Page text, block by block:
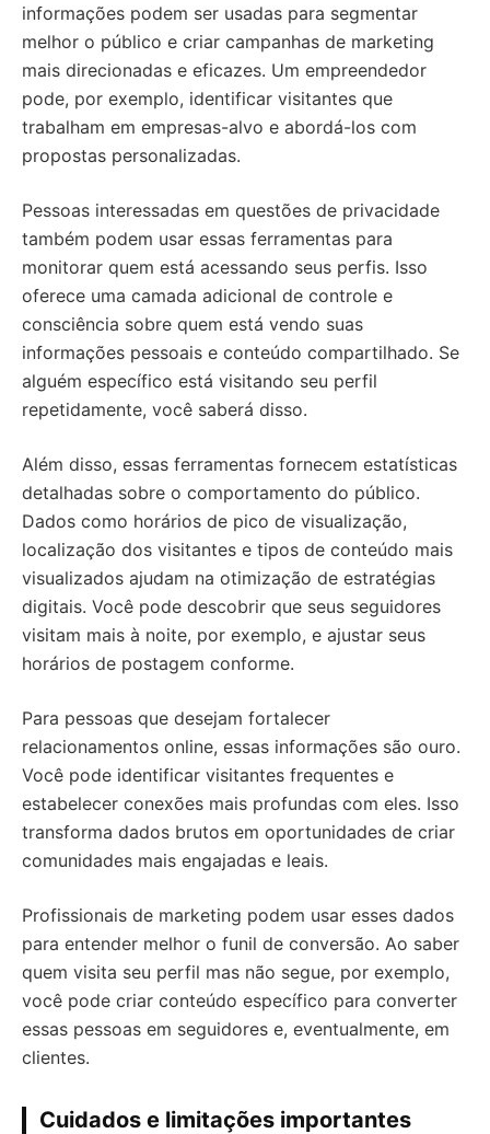
informações podem ser usadas para segmentar
melhor o público e criar campanhas de marketing
mais direcionadas e eficazes. Um empreendedor
pode, por exemplo, identificar visitantes que
trabalham em empresas-alvo e abordá-los com
propostas personalizadas.
Pessoas interessadas em questões de privacidade
também podem usar essas ferramentas para
monitorar quem está acessando seus perfis. Isso
oferece uma camada adicional de controle e
consciência sobre quem está vendo suas
informações pessoais e conteúdo compartilhado. Se
alguém específico está visitando seu perfil
repetidamente, você saberá disso.
Além disso, essas ferramentas fornecem estatísticas
detalhadas sobre o comportamento do público.
Dados como horários de pico de visualização,
localização dos visitantes e tipos de conteúdo mais
visualizados ajudam na otimização de estratégias
digitais. Você pode descobrir que seus seguidores
visitam mais à noite, por exemplo, e ajustar seus
horários de postagem conforme.
Para pessoas que desejam fortalecer
relacionamentos online, essas informações são ouro.
Você pode identificar visitantes frequentes e
estabelecer conexões mais profundas com eles. Isso
transforma dados brutos em oportunidades de criar
comunidades mais engajadas e leais.
Profissionais de marketing podem usar esses dados
para entender melhor o funil de conversão. Ao saber
quem visita seu perfil mas não segue, por exemplo,
você pode criar conteúdo específico para converter
essas pessoas em seguidores e, eventualmente, em
clientes.
Cuidados e limitações importantes